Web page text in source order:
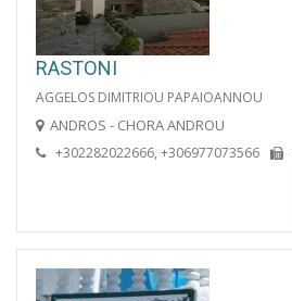
RASTONI
AGGELOS DIMITRIOU PAPAIOANNOU
ANDROS - CHORA ANDROU
+302282022666, +306977073566